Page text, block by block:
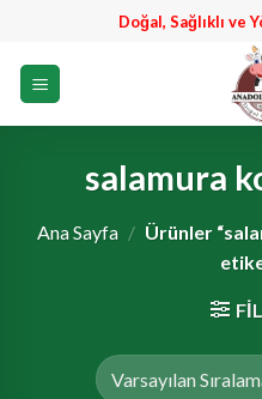
Doğal, Sağlıklı ve
salamura
Ana Sayfa / Ürünler